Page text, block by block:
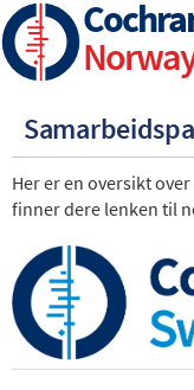
Skip
to
main
Her er en oversikt
finner dere lenken til